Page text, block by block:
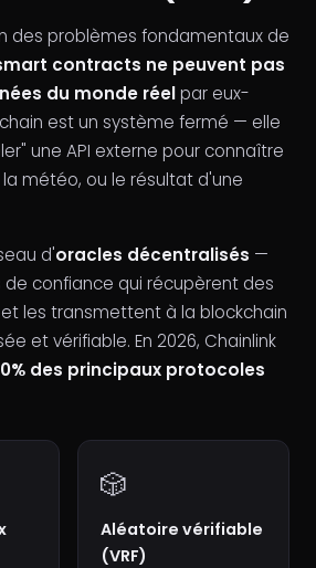
des problèmes fondamentaux de
contracts ne peuvent pas
du monde réelpar eux-
est un système fermé — elle
une API externe pour connaître
météo, ou le résultat d'une
d'oracles décentralisés —
confiance qui récupèrent des
les transmettent à la blockchain
et vérifiable. En 2026, Chainlink
des principaux protocoles
🎲
Aléatoire vérifiable
(VRF)